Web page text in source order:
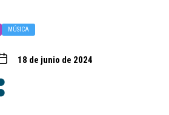
MÚSICA
18 de junio de 2024